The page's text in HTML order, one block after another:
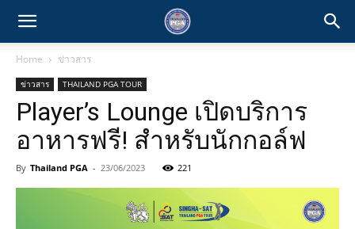
Home ข่าวสาร
ข่าวสาร THAILAND PGA TOUR
Player’s Lounge เปิดบริการ
อาหารฟรี! สำหรับนักกอล์ฟ
By Thailand PGA - 23/06/2023 221